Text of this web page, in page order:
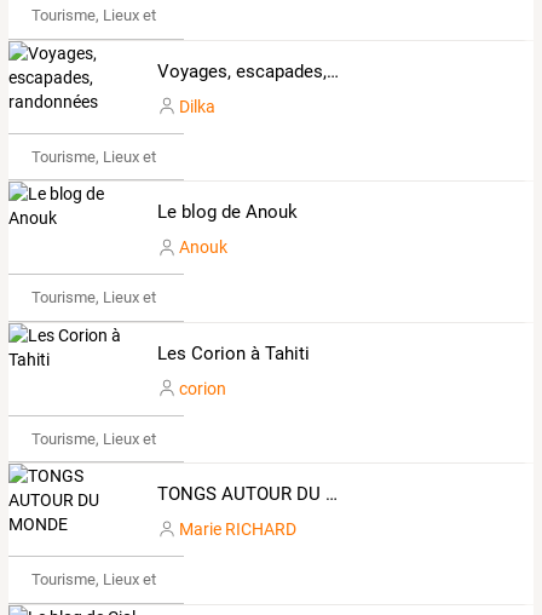
Tourisme, Lieux et Événements
Voyages, escapades, randonnées
Dilka
Tourisme, Lieux et Événements
Le blog de Anouk
Anouk
Tourisme, Lieux et Événements
Les Corion à Tahiti
corion
Tourisme, Lieux et Événements
TONGS AUTOUR DU MONDE
Marie RICHARD
Tourisme, Lieux et Événements